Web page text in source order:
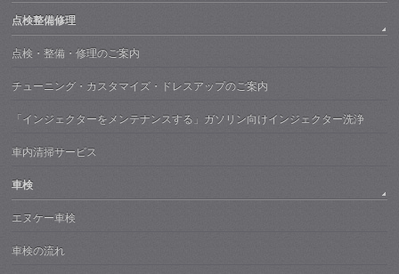
点検整備修理
点検・整備・修理のご案内
チューニング・カスタマイズ・ドレスアップのご案内
「インジェクターをメンテナンスする」ガソリン向けインジェクター洗浄
車内清掃サービス
車検
エヌケー車検
車検の流れ